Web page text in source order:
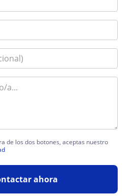
de los dos botones, aceptas nuestro
ahora